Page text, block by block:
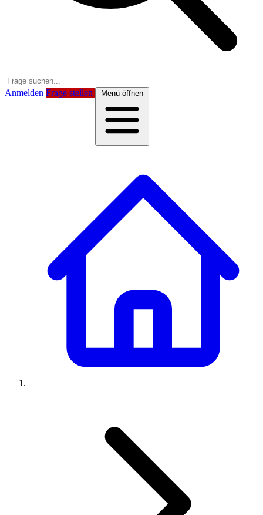
Anmelden Frage stellen Menü öffnen